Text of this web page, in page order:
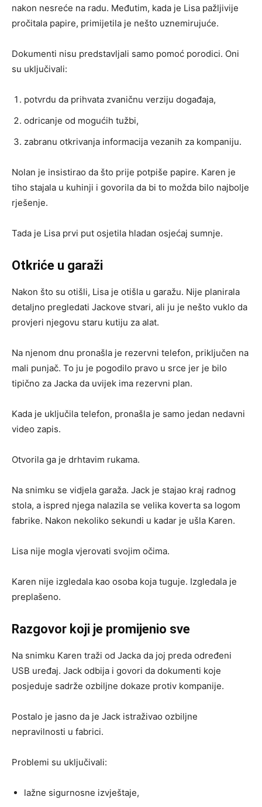
nakon nesreće na radu. Međutim, kada je Lisa pažljivije
pročitala papire, primijetila je nešto uznemirujuće.
Dokumenti nisu predstavljali samo pomoć porodici. Oni
su uključivali:
potvrdu da prihvata zvaničnu verziju događaja,
odricanje od mogućih tužbi,
zabranu otkrivanja informacija vezanih za kompaniju.
Nolan je insistirao da što prije potpiše papire. Karen je
tiho stajala u kuhinji i govorila da bi to možda bilo najbolje
rješenje.
Tada je Lisa prvi put osjetila hladan osjećaj sumnje.
Otkriće u garaži
Nakon što su otišli, Lisa je otišla u garažu. Nije planirala
detaljno pregledati Jackove stvari, ali ju je nešto vuklo da
provjeri njegovu staru kutiju za alat.
Na njenom dnu pronašla je rezervni telefon, priključen na
mali punjač. To ju je pogodilo pravo u srce jer je bilo
tipično za Jacka da uvijek ima rezervni plan.
Kada je uključila telefon, pronašla je samo jedan nedavni
video zapis.
Otvorila ga je drhtavim rukama.
Na snimku se vidjela garaža. Jack je stajao kraj radnog
stola, a ispred njega nalazila se velika koverta sa logom
fabrike. Nakon nekoliko sekundi u kadar je ušla Karen.
Lisa nije mogla vjerovati svojim očima.
Karen nije izgledala kao osoba koja tuguje. Izgledala je
preplašeno.
Razgovor koji je promijenio sve
Na snimku Karen traži od Jacka da joj preda određeni
USB uređaj. Jack odbija i govori da dokumenti koje
posjeduje sadrže ozbiljne dokaze protiv kompanije.
Postalo je jasno da je Jack istraživao ozbiljne
nepravilnosti u fabrici.
Problemi su uključivali:
lažne sigurnosne izvještaje,